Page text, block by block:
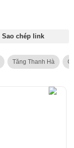
Sao chép link
Tăng Thanh Hà